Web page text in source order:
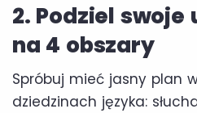
2. Podziel
na 4 obszary
Spróbuj mieć jasny plan
dziedzinach języka: